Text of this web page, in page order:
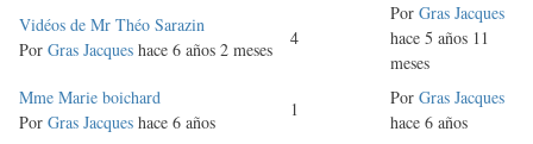
Discusión
normal
Vidéos de Mr Théo Sarazin
Por Gras Jacques hace 6 años 2 meses
4
Por Gras Jacques
hace 5 años 11
meses
Discusión
normal
Mme Marie boichard
Por Gras Jacques hace 6 años
1
Por Gras Jacques
hace 6 años